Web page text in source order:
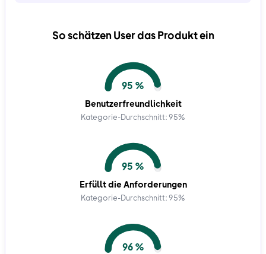
So schätzen User das Produkt ein
95 %
Benutzerfreundlichkeit
Kategorie-Durchschnitt: 95%
95 %
Erfüllt die Anforderungen
Kategorie-Durchschnitt: 95%
96 %